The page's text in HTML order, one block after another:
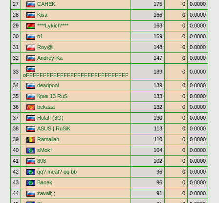
27
CAHEK 175 0
0.0000
28
Kisa 166 0
0.0000
29
****Lykich**** 163 0
0.0000
30
n1 159 0
0.0000
31
Roy@l 148 0
0.0000
32
Andrey-Ka 147 0 0.0000
33
oFFFFFFFFFFFFFFFFFFFFFFFFFFFFFF
139 0 0.0000
34 deadpool 139 0
0.0000
35
Крик 13 RuS 133 0
0.0000
36
bekaaa 132 0
0.0000
37
Hola!! (3G) 130 0
0.0000
38
ASUS | RuSiK 113 0
0.0000
39
Ramallah 110 0
0.0000
40
sMok! 104 0
0.0000
41
808 102 0
0.0000
42
qq? meat? qq bb 96 0
0.0000
43
Bacek 96 0
0.0000
44
zavali;,; 91 0
0.0000